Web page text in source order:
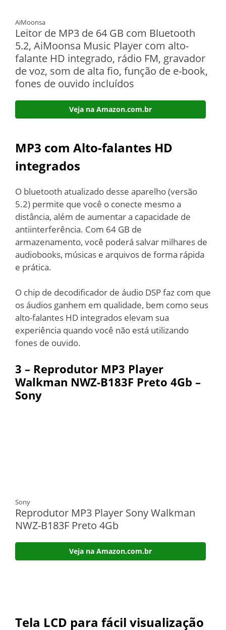
AiMoonsa
Leitor de MP3 de 64 GB com Bluetooth
5.2, AiMoonsa Music Player com alto-
falante HD integrado, rádio FM, gravador
de voz, som de alta fio, função de e-book,
fones de ouvido incluídos
Veja na Amazon.com.br
MP3 com Alto-falantes HD
integrados
O bluetooth atualizado desse aparelho (versão
5.2) permite que você o conecte mesmo a
distância, além de aumentar a capacidade de
antiinterferência. Com 64 GB de
armazenamento, você poderá salvar milhares de
audiobooks, músicas e arquivos de forma rápida
e prática.
O chip de decodificador de áudio DSP faz com que
os áudios ganhem em qualidade, bem como seus
alto-falantes HD integrados elevam sua
experiência quando você não está utilizando
fones de ouvido.
3 – Reprodutor MP3 Player
Walkman NWZ-B183F Preto 4Gb –
Sony
Sony
Reprodutor MP3 Player Sony Walkman
NWZ-B183F Preto 4Gb
Veja na Amazon.com.br
Tela LCD para fácil visualização